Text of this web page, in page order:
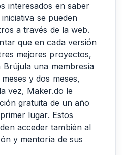
interesados en saber
se pueden
a través de la web.
que en cada versión
mejores proyectos,
Brújula una membresía
y dos meses,
vez, Maker.do le
gratuita de un año
lugar. Estos
acceder también al
y mentoría de sus